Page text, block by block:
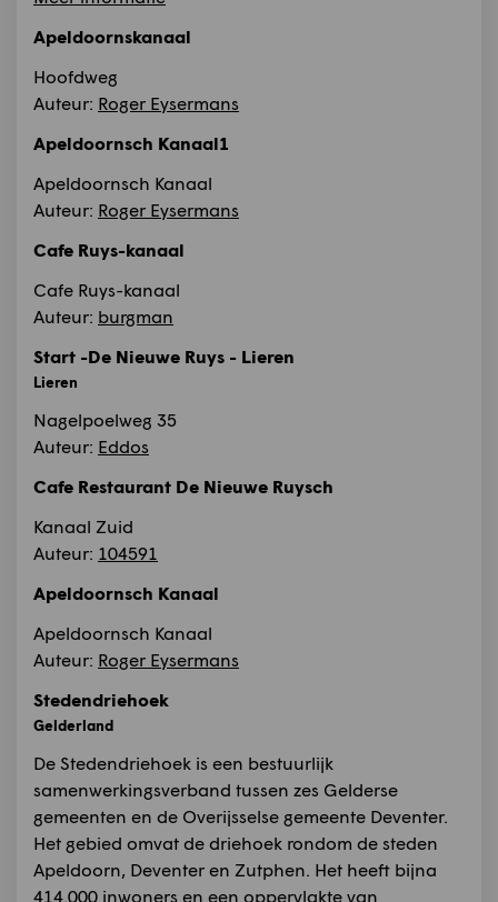
Apeldoornskanaal
Hoofdweg
Auteur: Roger Eysermans
Apeldoornsch Kanaal1
Apeldoornsch Kanaal
Auteur: Roger Eysermans
Cafe Ruys-kanaal
Cafe Ruys-kanaal
Auteur: burgman
Start -De Nieuwe Ruys - Lieren
Lieren
Nagelpoelweg 35
Auteur: Eddos
Cafe Restaurant De Nieuwe Ruysch
Kanaal Zuid
Auteur: 104591
Apeldoornsch Kanaal
Apeldoornsch Kanaal
Auteur: Roger Eysermans
Stedendriehoek
Gelderland
De Stedendriehoek is een bestuurlijk
samenwerkingsverband tussen zes Gelderse
gemeenten en de Overijsselse gemeente Deventer.
Het gebied omvat de driehoek rondom de steden
Apeldoorn, Deventer en Zutphen. Het heeft bijna
414.000 inwoners en een oppervlakte van